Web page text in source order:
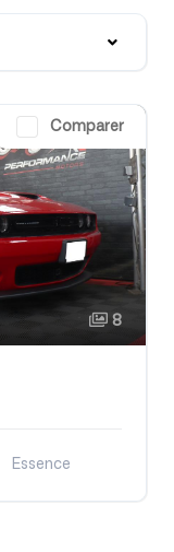
Comparer
8
Essence